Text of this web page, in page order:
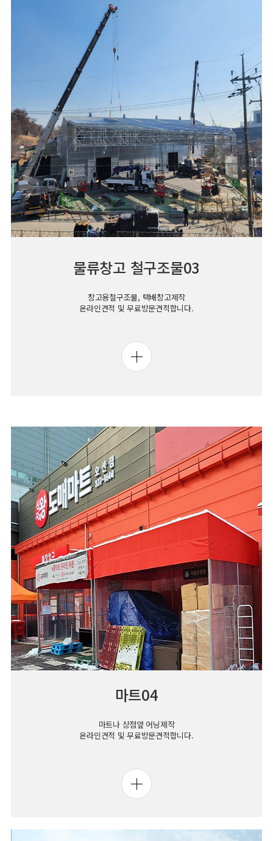
물류창고 철구조물03
창고용철구조물, 택배창고제작
온라인견적 및 무료방문견적합니다.
마트04
마트나 상점앞 어닝제작
온라인견적 및 무료방문견적합니다.